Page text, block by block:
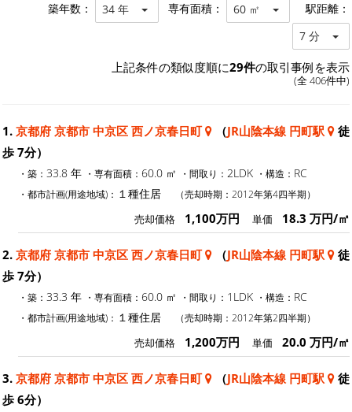
築年数： 34 年 専有面積： 60 ㎡ 駅距離：
7 分
上記条件の類似度順に29件の取引事例を表示
(全 406件中)
1. 京都府 京都市 中京区 西ノ京春日町 （JR山陰本線 円町駅
徒
歩 7分）
・築： 33.8 年 ・専有面積： 60.0 ㎡ ・間取り： 2LDK ・構造： RC
・都市計画(用途地域)： １種住居 （売却時期：2012年第4四半期）
売却価格 1,100万円 単価 18.3 万円/㎡
2. 京都府 京都市 中京区 西ノ京春日町 （JR山陰本線 円町駅
徒
歩 7分）
・築： 33.3 年 ・専有面積： 60.0 ㎡ ・間取り： 1LDK ・構造： RC
・都市計画(用途地域)： １種住居 （売却時期：2012年第2四半期）
売却価格 1,200万円 単価 20.0 万円/㎡
3. 京都府 京都市 中京区 西ノ京春日町 （JR山陰本線 円町駅
徒
歩 6分）